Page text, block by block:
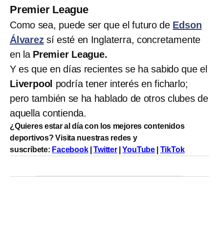
Premier League
Como sea, puede ser que el futuro de Edson
Álvarezsí esté en Inglaterra, concretamente
en la Premier League.
Y es que en días recientes se ha sabido que el
Liverpool podría tener interés en ficharlo;
pero también se ha hablado de otros clubes de
aquella contienda.
¿Quieres estar al día con los mejores contenidos
deportivos? Visita nuestras redes y
suscríbete: Facebook|Twitter|YouTube TikTok